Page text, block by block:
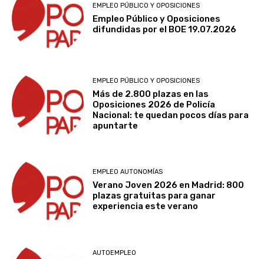
EMPLEO PÚBLICO Y OPOSICIONES
Empleo Público y Oposiciones
difundidas por el BOE 19.07.2026
EMPLEO PÚBLICO Y OPOSICIONES
Más de 2.800 plazas en las
Oposiciones 2026 de Policía
Nacional: te quedan pocos días para
apuntarte
EMPLEO AUTONOMÍAS
Verano Joven 2026 en Madrid: 800
plazas gratuitas para ganar
experiencia este verano
AUTOEMPLEO